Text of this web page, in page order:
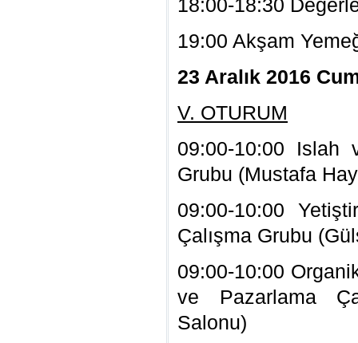
18:00-18:30
19:00 Akşam
23 Aralık 2016
V. OTURUM
09:00-10:00 Islah
Grubu (Mustafa
09:00-10:00
Çalışma Grubu
09:00-10:00
ve Pazarlama
Salonu)